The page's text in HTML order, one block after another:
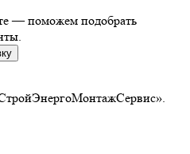
— поможем подобрать